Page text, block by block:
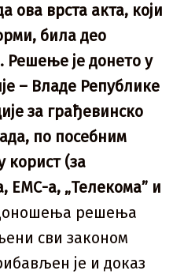
ова врста акта, који
била део
Решење је донето у
– Владе Републике
за грађевинско
по посебним
корист (за
ЕМС-а, „Телекома” и
решења
сви законом
је и доказ